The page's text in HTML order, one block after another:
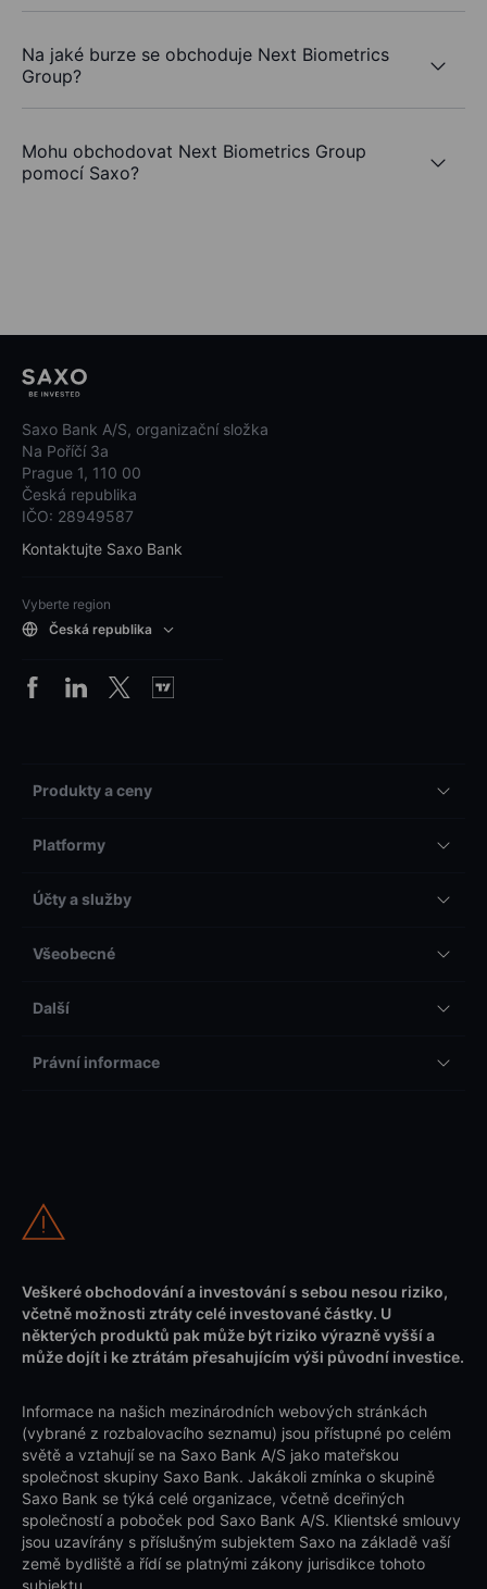
Na jaké burze se obchoduje Next Biometrics
Group?
Mohu obchodovat Next Biometrics Group
pomocí Saxo?
Saxo Bank A/S, organizační složka
Na Poříčí 3a
Prague 1, 110 00
Česká republika
IČO: 28949587
Kontaktujte Saxo Bank
Vyberte region
Česká republika
Produkty a ceny
Platformy
Účty a služby
Všeobecné
Další
Právní informace
Veškeré obchodování a investování s sebou nesou riziko,
včetně možnosti ztráty celé investované částky. U
některých produktů pak může být riziko výrazně vyšší a
může dojít i ke ztrátám přesahujícím výši původní investice.
Informace na našich mezinárodních webových stránkách
(vybrané z rozbalovacího seznamu) jsou přístupné po celém
světě a vztahují se na Saxo Bank A/S jako mateřskou
společnost skupiny Saxo Bank. Jakákoli zmínka o skupině
Saxo Bank se týká celé organizace, včetně dceřiných
společností a poboček pod Saxo Bank A/S. Klientské smlouvy
jsou uzavírány s příslušným subjektem Saxo na základě vaší
země bydliště a řídí se platnými zákony jurisdikce tohoto